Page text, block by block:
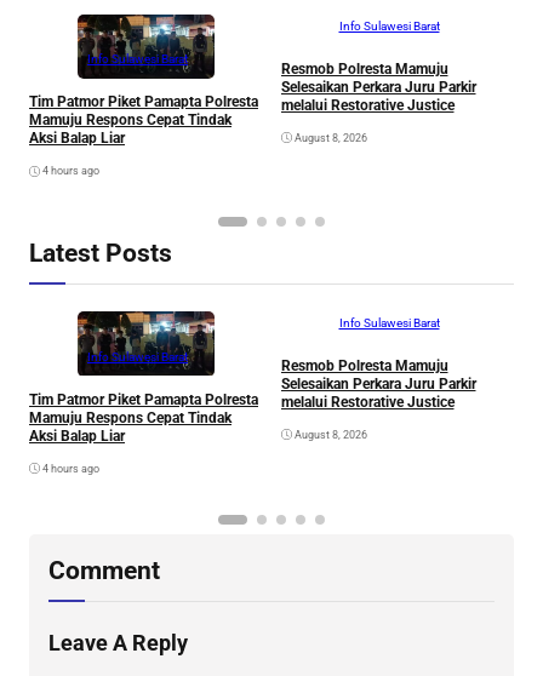
Info Sulawesi Barat
Tim Patmor Piket Pamapta Polresta
Mamuju Respons Cepat Tindak
Aksi Balap Liar
4 hours ago
Info Sulawesi Barat
Resmob Polresta Mamuju
Selesaikan Perkara Juru Parkir
melalui Restorative Justice
August 8, 2026
Latest Posts
Info Sulawesi Barat
Tim Patmor Piket Pamapta Polresta
Mamuju Respons Cepat Tindak
Aksi Balap Liar
4 hours ago
Info Sulawesi Barat
Resmob Polresta Mamuju
Selesaikan Perkara Juru Parkir
melalui Restorative Justice
August 8, 2026
Comment
Leave A Reply